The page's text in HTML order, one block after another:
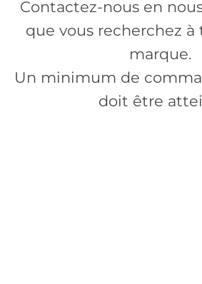
Contactez-nous en
que vous recherchez à
marque.
Un minimum de
doit être